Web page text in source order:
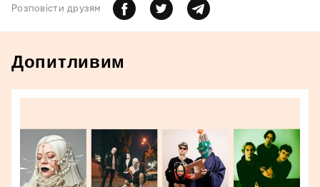
Розповiсти друзям
Допитливим